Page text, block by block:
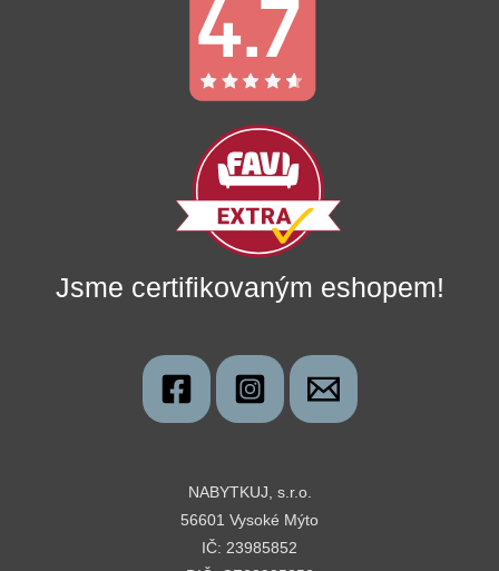
Jsme certifikovaným eshopem!
NABYTKUJ, s.r.o.
56601 Vysoké Mýto
IČ: 23985852